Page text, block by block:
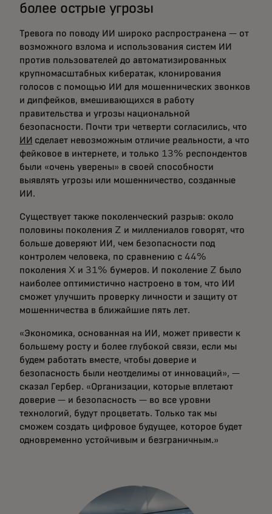
более острые угрозы
Тревога по поводу ИИ широко распространена — от
возможного взлома и использования систем ИИ
против пользователей до автоматизированных
крупномасштабных кибератак, клонирования
голосов с помощью ИИ для мошеннических звонков
и дипфейков, вмешивающихся в работу
правительства и угрозы национальной
безопасности. Почти три четверти согласились, что
ИИ сделает невозможным отличие реальности, а что
фейковое в интернете, и только 13% респондентов
были «очень уверены» в своей способности
выявлять угрозы или мошенничество, созданные
ИИ.
Существует также поколенческий разрыв: около
половины поколения Z и миллениалов говорят, что
больше доверяют ИИ, чем безопасности под
контролем человека, по сравнению с 44%
поколения X и 31% бумеров. И поколение Z было
наиболее оптимистично настроено в том, что ИИ
сможет улучшить проверку личности и защиту от
мошенничества в ближайшие пять лет.
«Экономика, основанная на ИИ, может привести к
большему росту и более глубокой связи, если мы
будем работать вместе, чтобы доверие и
безопасность были неотделимы от инноваций», —
сказал Гербер. «Организации, которые вплетают
доверие — и безопасность — во все уровни
технологий, будут процветать. Только так мы
сможем создать цифровое будущее, которое будет
одновременно устойчивым и безграничным.»